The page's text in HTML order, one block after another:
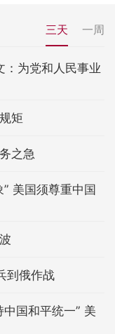
三天 一周
为党和人民事业
矩
之急
美国须尊重中国
到俄作战
国和平统一” 美